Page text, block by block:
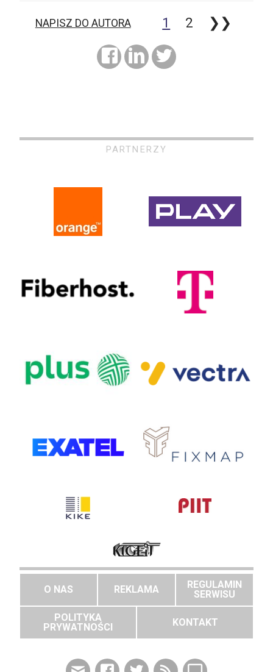
NAPISZ DO AUTORA 1 2 ❯❯
PARTNERZY
O NAS REKLAMA
REGULAMIN
SERWISU
POLITYKA
PRYWATNOŚCI
KONTAKT